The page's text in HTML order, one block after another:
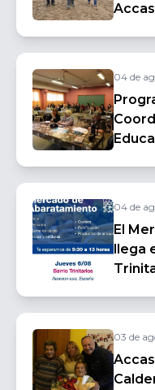
04 de
04 de
El
llega
03 de